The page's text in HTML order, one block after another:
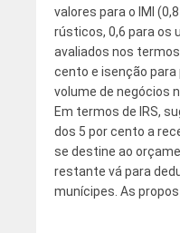
valores para o IMI
rústicos, 0,6 para os
avaliados nos termos
cento e isenção
volume de negócios
Em termos de IRS,
dos 5 por cento a
se destine ao
restante vá para
munícipes. As